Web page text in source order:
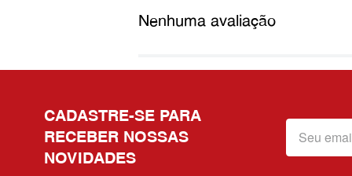
Nenhuma avaliação
CADASTRE-SE PARA
RECEBER NOSSAS
NOVIDADES